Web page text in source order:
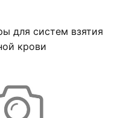
для систем взятия
крови